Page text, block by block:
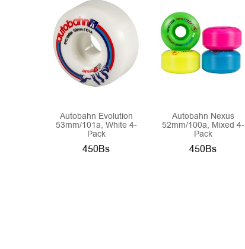
Autobahn Evolution
53mm/101a, White 4-
Pack
450Bs
Autobahn Nexus
52mm/100a, Mixed 4-
Pack
450Bs